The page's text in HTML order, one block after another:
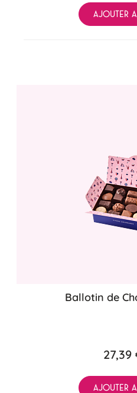
AJOUTER
Ballotin de
27,39
AJOUTER